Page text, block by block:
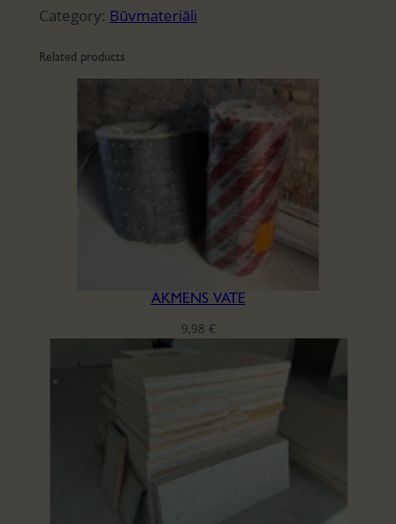
Category: Būvmateriāli
Related products
AKMENS VATE
9,98 €